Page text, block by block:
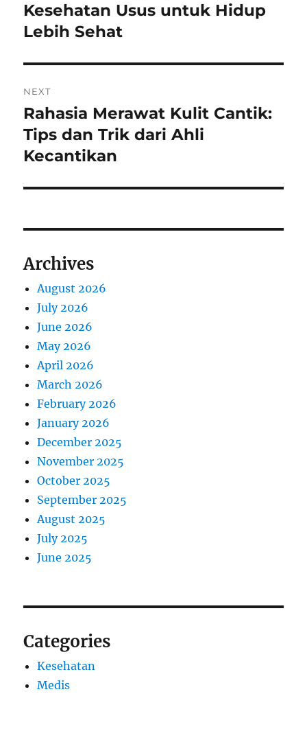
post:
Kesehatan Usus untuk Hidup
Lebih Sehat
NEXT
Next
post:
Rahasia Merawat Kulit Cantik:
Tips dan Trik dari Ahli
Kecantikan
Archives
August 2026
July 2026
June 2026
May 2026
April 2026
March 2026
February 2026
January 2026
December 2025
November 2025
October 2025
September 2025
August 2025
July 2025
June 2025
Categories
Kesehatan
Medis